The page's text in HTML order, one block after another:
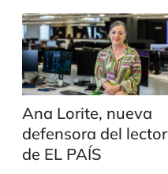
Ana Lorite, nueva
defensora del lector
de EL PAÍS